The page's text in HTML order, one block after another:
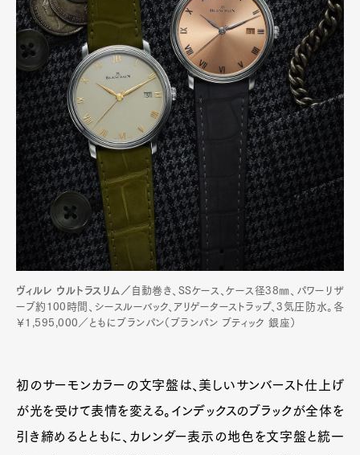
ヴィルレ ウルトラスリム／ 自動巻き、SSケース、ケース径38㎜、パワーリザ
ーブ約100時間、シースルーバック、アリゲーターストラップ、3気圧防水。各
￥1,595,000／ともにブランパン（ブランパン ブティック 銀座）
初のサーモンカラーの文字盤は、美しいサンバースト仕上げ
が光を受けて表情を変える。インデックスのブラックが全体を
引き締めるとともに、カレンダー表示の地色を文字盤と統一